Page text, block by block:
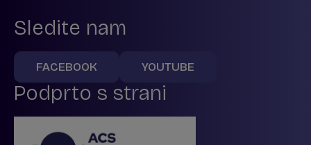
Sledite nam
FACEBOOK YOUTUBE
Podprto s strani